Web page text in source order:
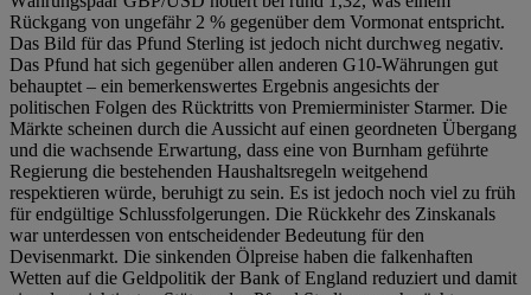
Rückgang von ungefähr 2 % gegenüber dem Vormonat entspricht.
Das Bild für das Pfund Sterling ist jedoch nicht durchweg negativ.
Das Pfund hat sich gegenüber allen anderen G10-Währungen gut
behauptet – ein bemerkenswertes Ergebnis angesichts der
politischen Folgen des Rücktritts von Premierminister Starmer. Die
Märkte scheinen durch die Aussicht auf einen geordneten Übergang
und die wachsende Erwartung, dass eine von Burnham geführte
Regierung die bestehenden Haushaltsregeln weitgehend
respektieren würde, beruhigt zu sein. Es ist jedoch noch viel zu früh
für endgültige Schlussfolgerungen. Die Rückkehr des Zinskanals
war unterdessen von entscheidender Bedeutung für den
Devisenmarkt. Die sinkenden Ölpreise haben die falkenhaften
Wetten auf die Geldpolitik der Bank of England reduziert und damit